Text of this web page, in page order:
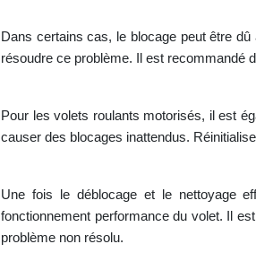
Dans certains cas, le blocage peut être
résoudre ce problème. Il est recommandé
Pour les volets roulants motorisés, il est
causer des blocages inattendus.
Une fois le déblocage et le nettoyage
fonctionnement performance du volet. Il
problème non résolu.